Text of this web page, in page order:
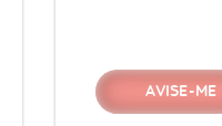
AVISE-ME